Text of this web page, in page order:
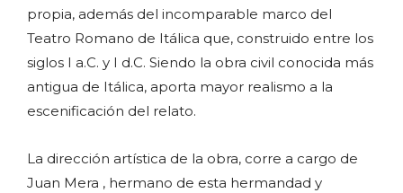
propia, además del incomparable marco del
Teatro Romano de Itálica que, construido entre los
siglos I a.C. y I d.C. Siendo la obra civil conocida más
antigua de Itálica, aporta mayor realismo a la
escenificación del relato.
La dirección artística de la obra, corre a cargo de
Juan Mera , hermano de esta hermandad y